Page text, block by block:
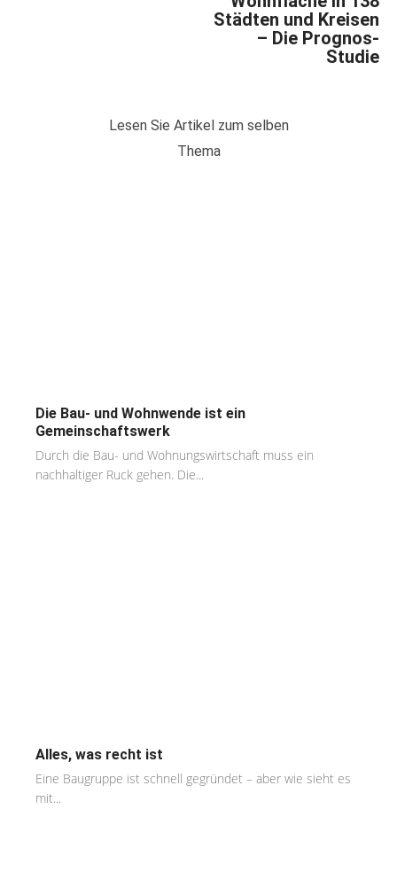
Städten und Kreisen
– Die Prognos-
Studie
Lesen Sie Artikel zum selben
Thema
Die Bau- und Wohnwende ist ein
Gemeinschaftswerk
Durch die Bau- und Wohnungswirtschaft muss ein
nachhaltiger Ruck gehen. Die...
Alles, was recht ist
Eine Baugruppe ist schnell gegründet – aber wie sieht es
mit...